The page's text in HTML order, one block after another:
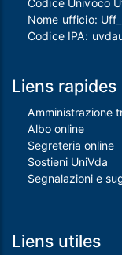
Codice Univoco
Nome ufficio:
Codice IPA:
Liens rapides
Amministrazione
Albo online
Segreteria online
Sostieni UniVda
Segnalazioni e
Liens utiles